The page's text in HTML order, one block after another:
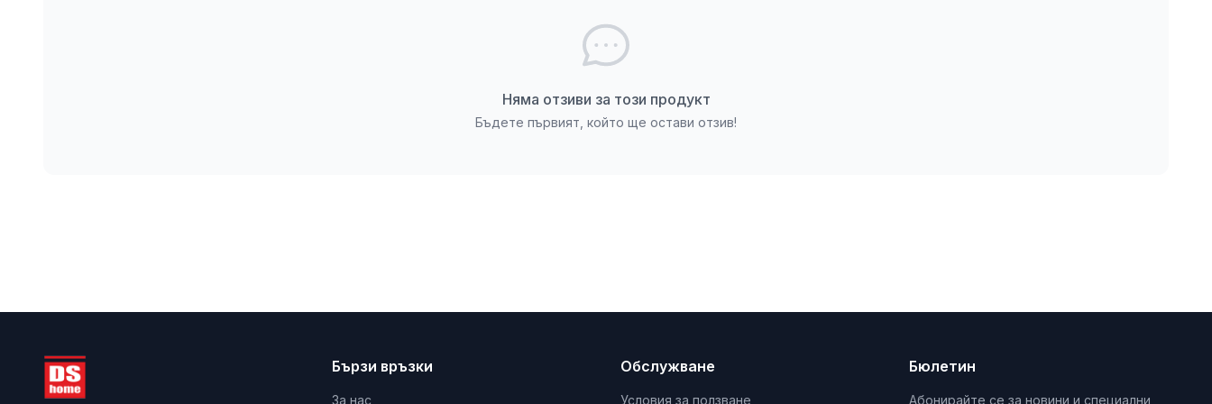
Няма отзиви за този продукт
Бъдете първият, който ще остави отзив!
Бързи връзки
За нас
Обслужване
Условия за ползване
Бюлетин
Абонирайте се за новини и специални